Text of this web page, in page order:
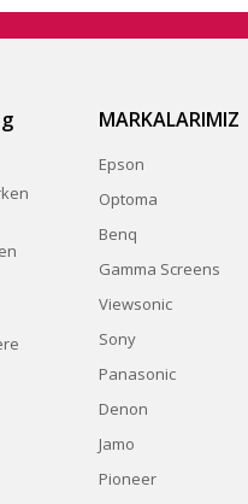
MARKALARIMIZ
Epson
Optoma
Benq
Gamma Screens
Viewsonic
Sony
Panasonic
Denon
Jamo
Pioneer